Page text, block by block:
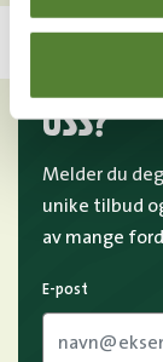
VIL DU
OSS?
Melder du
unike tilbud
av mange
E-post